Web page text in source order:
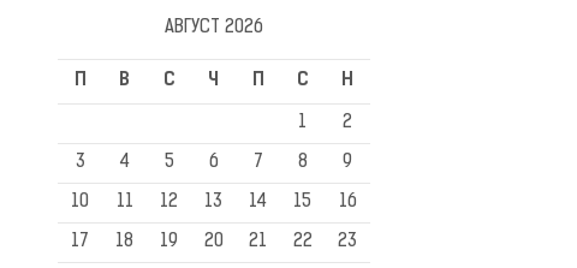
АВГУСТ 2026
В С Ч С Н
1 2
3 4 5 6 7 8 9
10 11 12 13 14 15 16
17 18 19 20 21 22 23